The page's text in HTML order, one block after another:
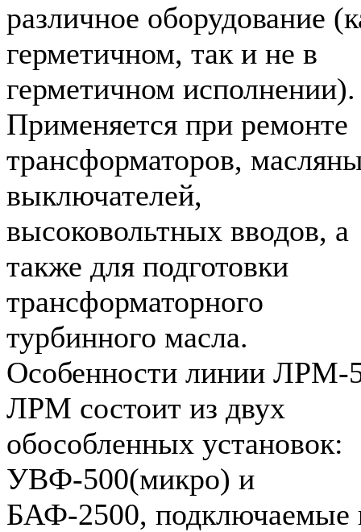
различное оборудование
герметичном, так и не в
герметичном исполнении).
Применяется при ремонте
трансформаторов,
выключателей,
высоковольтных вводов, а
также для подготовки
трансформаторного
турбинного масла.
Особенности линии ЛРМ-
ЛРМ состоит из двух
обособленных установок:
УВФ-500(микро) и
БАФ-2500, подключаемые